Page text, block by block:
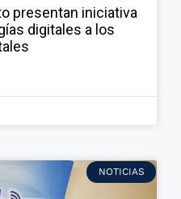
presentan iniciativa
digitales a los
NOTICIAS